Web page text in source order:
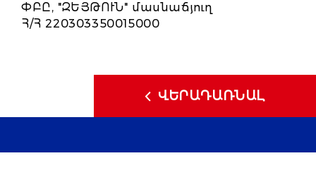
ՓԲԸ, "ԶԵՅԹՈՒՆ" մասնաճյուղ
Հ/Հ 220303350015000
ՎԵՐԱԴԱՌՆԱԼ